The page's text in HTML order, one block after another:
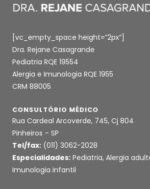
[vc_empty_space height=”2px”]
Dra. Rejane Casagrande
Pediatria RQE 19554
Alergia e Imunologia RQE 1955
CRM 88005
CONSULTÓRIO MÉDICO
Rua Cardeal Arcoverde, 745, Cj 804
Pinheiros – SP
Tel/fax: (011) 3062-2028
Especialidades: Pediatria, Alergia
Imunologia infantil